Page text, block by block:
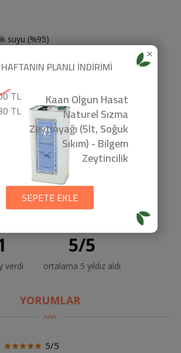
suyu (%95)
verdi
5/5
ortalama 5 yıldız aldı
YORUMLAR
5/5
×
PLANLI İNDİRİMİ
TL
TL
Kaan Olgun Hasat
Naturel Sızma
Zeytinyağı (5lt, Soğuk
Sıkım) - Bilgem
Zeytincilik
SEPETE EKLE